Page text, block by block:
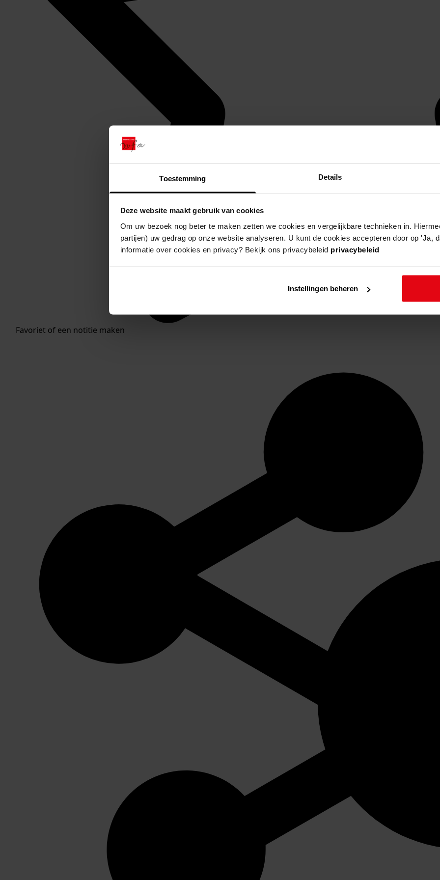
Toestemming Details
Deze website maakt gebruik van cookies
Om uw bezoek nog beter te maken zetten we cookies en vergelijkbare technieken in.
partijen) uw gedrag op onze website analyseren. U kunt de cookies accepteren door op 'Ja,
informatie over cookies en privacy? Bekijk ons privacybeleid privacybeleid
Instellingen beheren
Favoriet of een notitie maken